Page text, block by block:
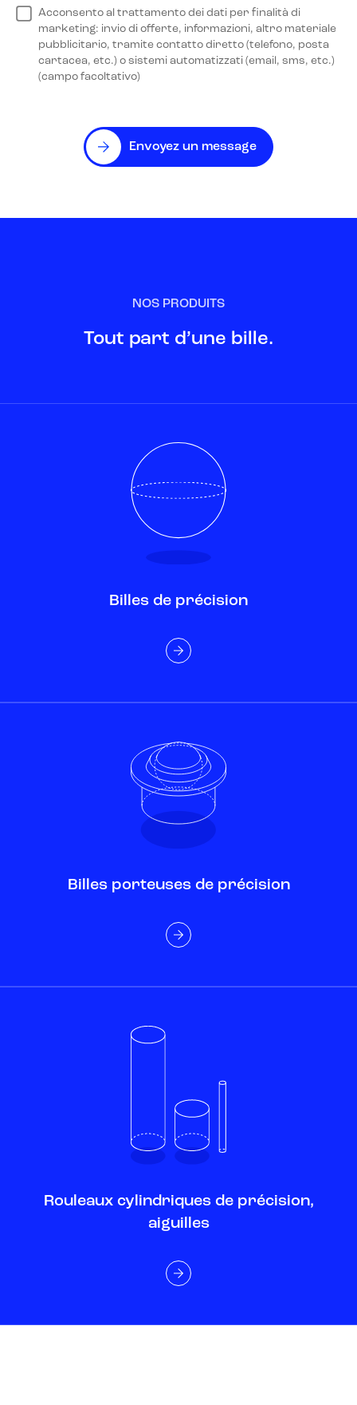
Acconsento al trattamento dei dati per finalità di
marketing: invio di offerte, informazioni, altro materiale
pubblicitario, tramite contatto diretto (telefono, posta
cartacea, etc.) o sistemi automatizzati (email, sms, etc.)
(campo facoltativo)
Envoyez un message
NOS PRODUITS
Tout part d’une bille.
Billes de précision
Billes porteuses de précision
Rouleaux cylindriques de précision,
aiguilles